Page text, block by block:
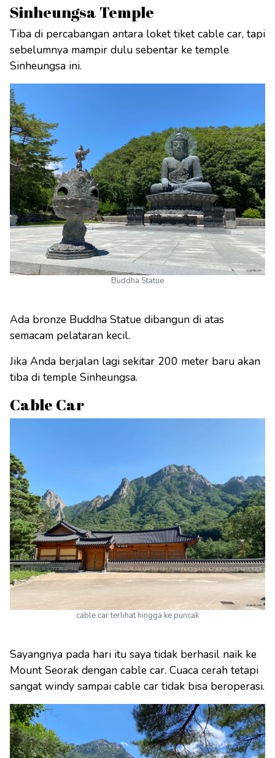
Sinheungsa Temple
Tiba di percabangan antara loket tiket cable car, tapi
sebelumnya mampir dulu sebentar ke temple
Sinheungsa ini.
Buddha Statue
Ada bronze Buddha Statue dibangun di atas
semacam pelataran kecil.
Jika Anda berjalan lagi sekitar 200 meter baru akan
tiba di temple Sinheungsa.
Cable Car
cable car terlihat hingga ke puncak
Sayangnya pada hari itu saya tidak berhasil naik ke
Mount Seorak dengan cable car. Cuaca cerah tetapi
sangat windy sampai cable car tidak bisa beroperasi.